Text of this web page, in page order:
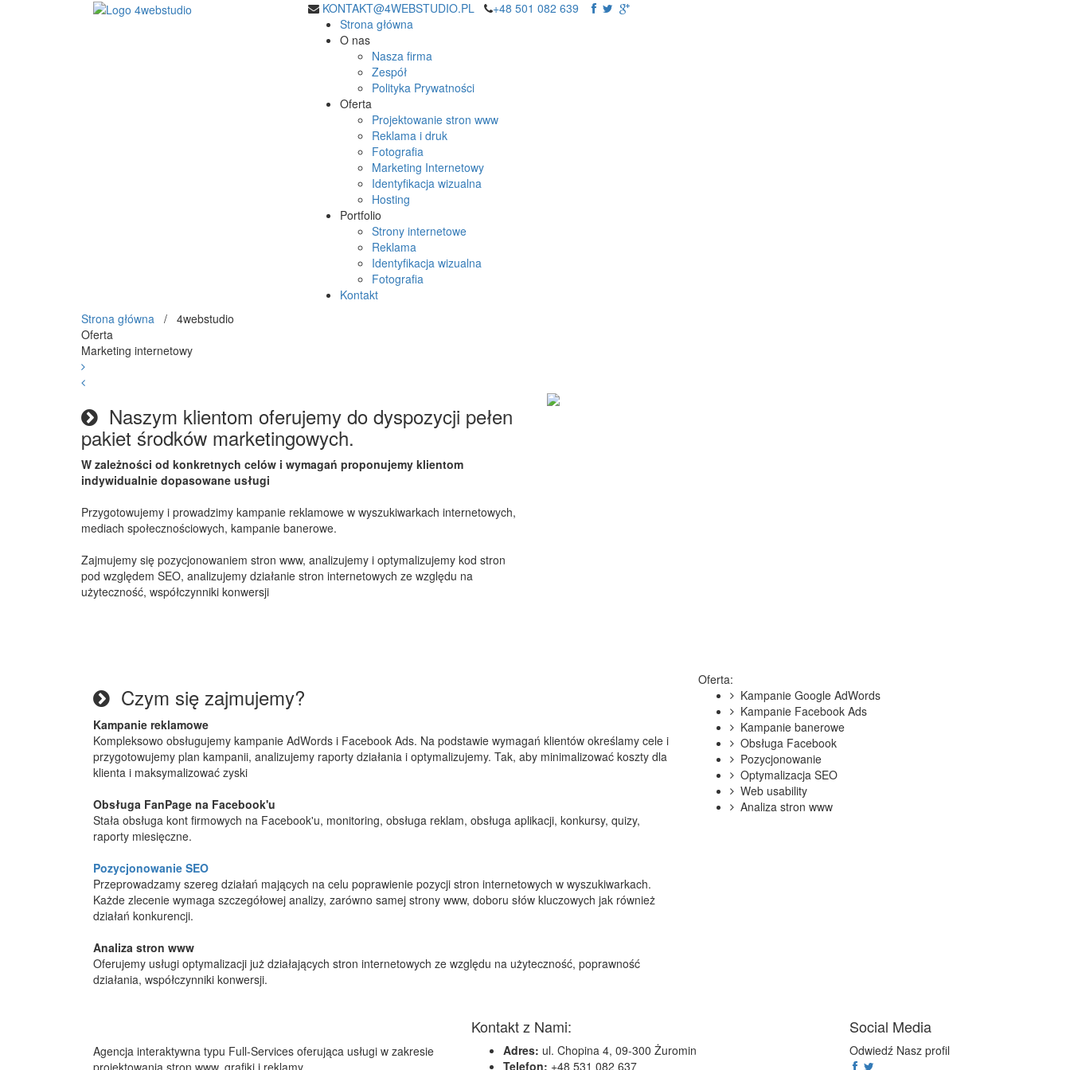
KONTAKT@4WEBSTUDIO.PL
+48 501 082 639
Strona główna
O nas
Nasza firma
Zespół
Polityka Prywatności
Oferta
Projektowanie stron www
Reklama i druk
Fotografia
Marketing Internetowy
Identyfikacja wizualna
Hosting
Portfolio
Strony internetowe
Reklama
Identyfikacja wizualna
Fotografia
Kontakt
Strona główna / 4webstudio
Oferta
Marketing internetowy
Naszym klientom oferujemy do dyspozycji pełen
pakiet środków marketingowych.
W zależności od konkretnych celów i wymagań proponujemy klientom
indywidualnie dopasowane usługi
Przygotowujemy i prowadzimy kampanie reklamowe w wyszukiwarkach internetowych,
mediach społecznościowych, kampanie banerowe.
Zajmujemy się pozycjonowaniem stron www, analizujemy i optymalizujemy kod stron
pod względem SEO, analizujemy działanie stron internetowych ze względu na
użyteczność, współczynniki konwersji
Czym się zajmujemy?
Kampanie reklamowe
Kompleksowo obsługujemy kampanie AdWords i Facebook Ads. Na podstawie wymagań klientów określamy cele i
przygotowujemy plan kampanii, analizujemy raporty działania i optymalizujemy. Tak, aby minimalizować koszty dla
klienta i maksymalizować zyski
Obsługa FanPage na Facebook'u
Stała obsługa kont firmowych na Facebook'u, monitoring, obsługa reklam, obsługa aplikacji, konkursy, quizy,
raporty miesięczne.
Pozycjonowanie SEO
Przeprowadzamy szereg działań mających na celu poprawienie pozycji stron internetowych w wyszukiwarkach.
Każde zlecenie wymaga szczegółowej analizy, zarówno samej strony www, doboru słów kluczowych jak również
działań konkurencji.
Analiza stron www
Oferujemy usługi optymalizacji już działających stron internetowych ze względu na użyteczność, poprawność
działania, współczynniki konwersji.
Oferta:
Kampanie Google AdWords
Kampanie Facebook Ads
Kampanie banerowe
Obsługa Facebook
Pozycjonowanie
Optymalizacja SEO
Web usability
Analiza stron www
Agencja interaktywna typu Full-Services oferująca usługi w zakresie
projektowania stron www, grafiki i reklamy.
Kontakt z Nami:
Adres: ul. Chopina 4, 09-300 Żuromin
Telefon: +48 531 082 637
Social Media
Odwiedź Nasz profil